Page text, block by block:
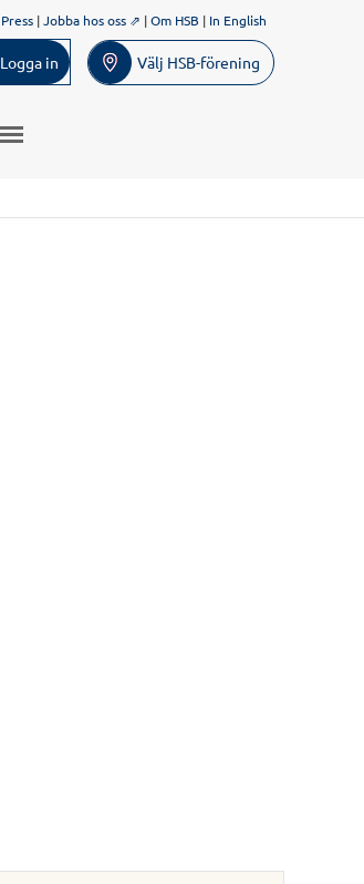
Press |Jobba hos oss ⇗ |Om HSB | In English
Logga in Välj HSB-förening